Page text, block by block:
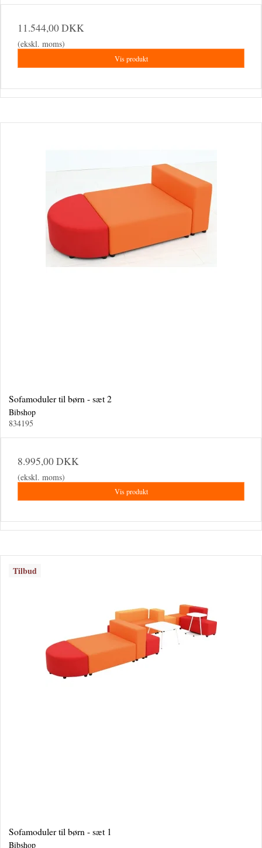
11.544,00 DKK
(ekskl. moms)
Vis produkt
Sofamoduler til børn - sæt 2
Bibshop
834195
8.995,00 DKK
(ekskl. moms)
Vis produkt
Tilbud
Sofamoduler til børn - sæt 1
Bibshop